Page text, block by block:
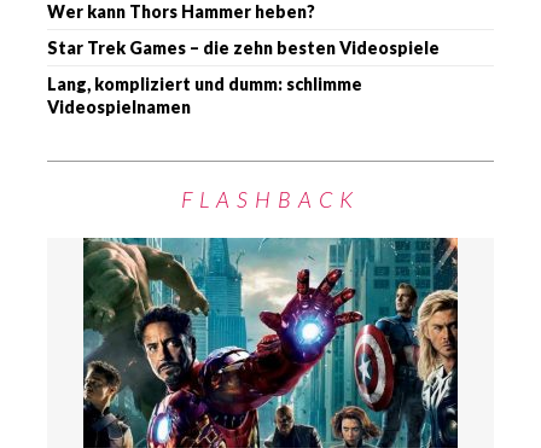
Wer kann Thors Hammer heben?
Star Trek Games – die zehn besten Videospiele
Lang, kompliziert und dumm: schlimme
Videospielnamen
FLASHBACK